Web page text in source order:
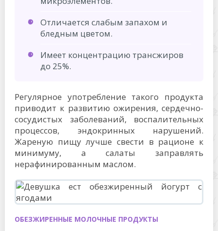
Отличается слабым запахом и
бледным цветом.
Имеет концентрацию трансжиров
до 25%.
Регулярное употребление такого продукта
приводит к развитию ожирения, сердечно-
сосудистых заболеваний, воспалительных
процессов, эндокринных нарушений.
Жареную пищу лучше свести в рационе к
минимуму, а салаты заправлять
нерафинированным маслом.
ОБЕЗЖИРЕННЫЕ МОЛОЧНЫЕ ПРОДУКТЫ